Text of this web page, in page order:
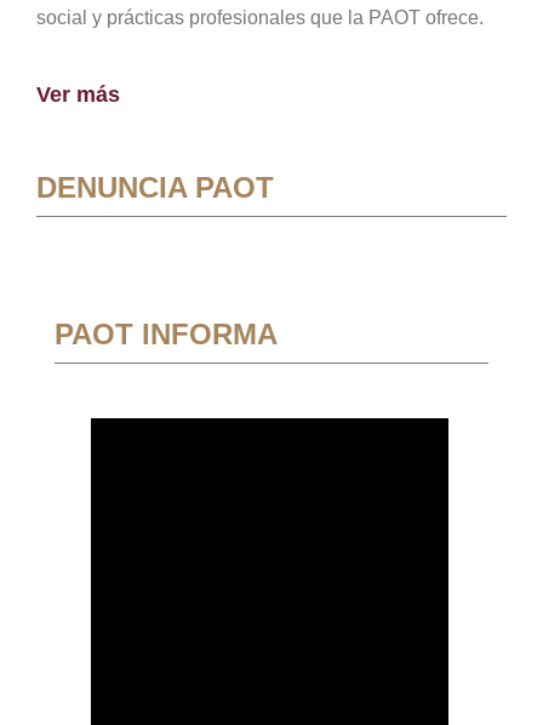
social y prácticas profesionales que la PAOT ofrece.
Ver más
DENUNCIA PAOT
PAOT INFORMA